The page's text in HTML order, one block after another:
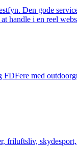
Den gode
handle i en reel
med
friluftsliv,